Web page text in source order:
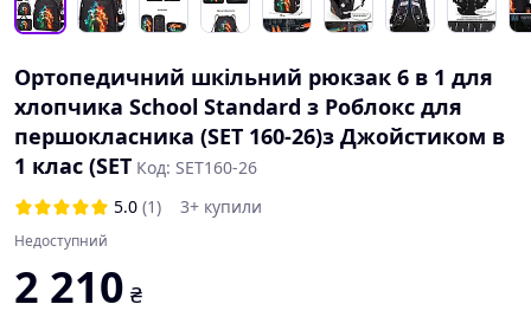
Ортопедичний шкільний рюкзак 6 в 1 для
хлопчика School Standard з Роблокс для
першокласника (SET 160-26)з Джойстиком в
1 клас (SET Код: SET160-26
5.0 (1) 3+ купили
Недоступний
2 210 ₴